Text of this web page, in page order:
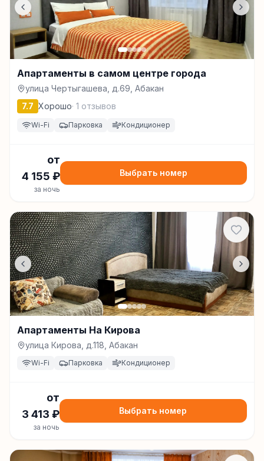
Апартаменты в самом центре города
улица Чертыгашева, д.69, Абакан
7.7 Хорошо· 1 отзывов
Wi-Fi Парковка Кондиционер
от
4 155 ₽
за ночь
Выбрать номер
Апартаменты На Кирова
улица Кирова, д.118, Абакан
Wi-Fi Парковка Кондиционер
от
3 413 ₽
за ночь
Выбрать номер